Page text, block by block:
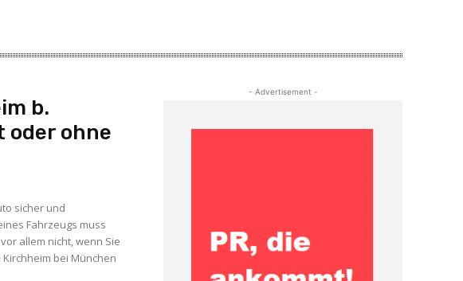
b.
oder ohne
sicher und
Fahrzeugs muss
allem nicht, wenn Sie
bei München
- Advertisement -